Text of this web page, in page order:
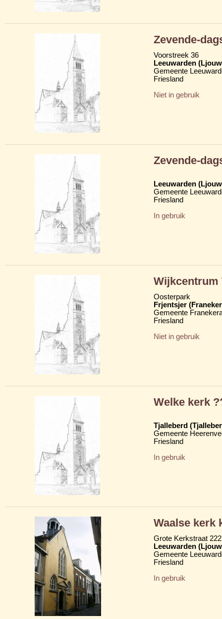
Zevende-
Voorstreek 36
Leeuwarden
Gemeente
Friesland
Niet in gebruik
Zevende-
Leeuwarden
Gemeente
Friesland
In gebruik
Wijkcentrum
Oosterpark
Frjentsjer
Gemeente
Friesland
Niet in gebruik
Welke kerk
Tjalleberd
Gemeente
Friesland
In gebruik
Waalse kerk
Grote Kerkstraat 222
Leeuwarden
Gemeente
Friesland
In gebruik